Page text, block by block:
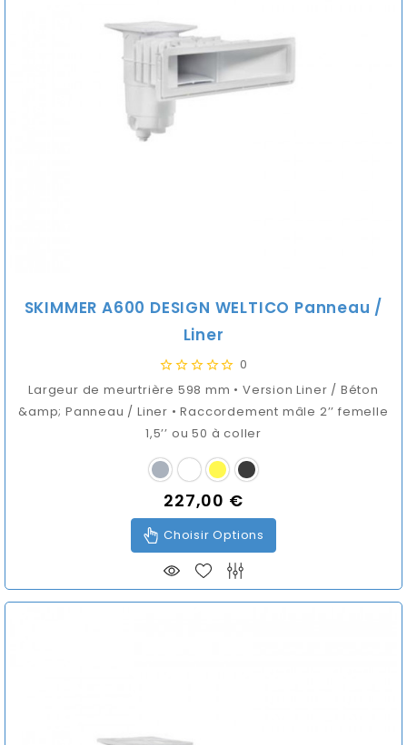
SKIMMER A600 DESIGN WELTICO Panneau /
Liner
0
Largeur de meurtrière 598 mm • Version Liner / Béton
&amp; Panneau / Liner • Raccordement mâle 2’’ femelle
1,5’’ ou 50 à coller
Prix
227,00 €
Choisir Options